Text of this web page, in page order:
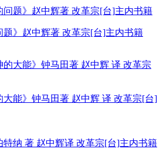
题》赵中辉著 改革宗[台]主内书籍
大能》钟马田著 赵中辉 译 改革宗[台]